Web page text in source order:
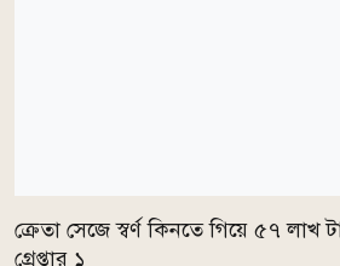
ক্রেতা সেজে স্বর্ণ কিনতে গিয়ে ৫৭
গ্রেপ্তার ১